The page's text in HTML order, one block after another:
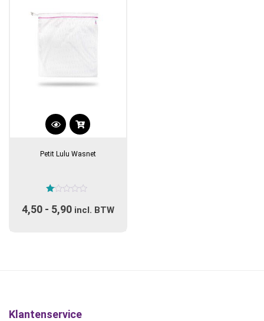
Dit
heeft
variaties.
optie
Petit Lulu Wasnet
1.00
uit
4,50 - 5,90Prijsklasse:
incl. BTW
Klantenservice